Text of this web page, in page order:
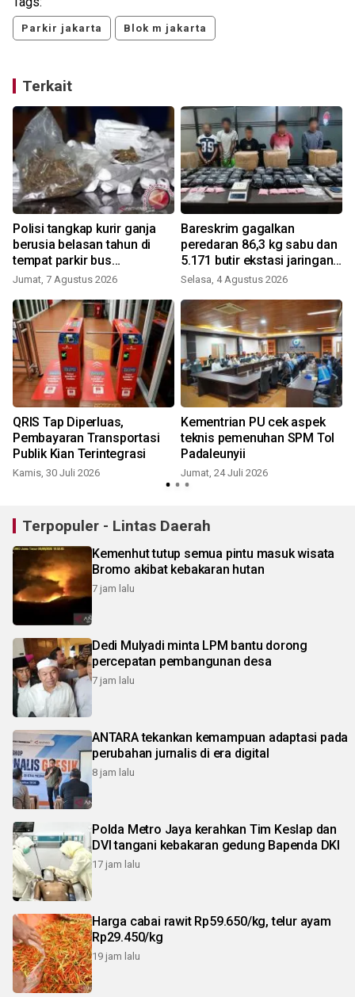
Parkir jakarta Blok m jakarta
Terkait
Polisi tangkap kurir ganja
berusia belasan tahun di
tempat parkir bus
Tangerang
Jumat, 7 Agustus 2026
Bareskrim gagalkan
peredaran 86,3 kg sabu dan
5.171 butir ekstasi jaringan
Riau-Sumsel
Selasa, 4 Agustus 2026
QRIS Tap Diperluas,
Pembayaran Transportasi
Publik Kian Terintegrasi
Kamis, 30 Juli 2026
Kementrian PU cek aspek
teknis pemenuhan SPM Tol
Padaleunyii
Jumat, 24 Juli 2026
Terpopuler - Lintas Daerah
Kemenhut tutup semua pintu masuk wisata
Bromo akibat kebakaran hutan
7 jam lalu
Dedi Mulyadi minta LPM bantu dorong
percepatan pembangunan desa
7 jam lalu
ANTARA tekankan kemampuan adaptasi pada
perubahan jurnalis di era digital
8 jam lalu
Polda Metro Jaya kerahkan Tim Keslap dan
DVI tangani kebakaran gedung Bapenda DKI
17 jam lalu
Harga cabai rawit Rp59.650/kg, telur ayam
Rp29.450/kg
19 jam lalu